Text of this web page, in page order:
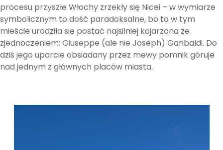
procesu przyszłe Włochy zrzekły się Nicei – w wymiarze
symbolicznym to dość paradoksalne, bo to w tym
mieście urodziła się postać najsilniej kojarzona ze
zjednoczeniem: Giuseppe (ale nie Joseph) Garibaldi. Do
dziś jego uparcie obsiadany przez mewy pomnik góruje
nad jednym z głównych placów miasta.